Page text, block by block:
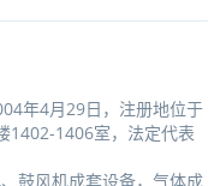
年4月29日，注册地位于
1402-1406室，法定代表
鼓风机成套设备，气体成